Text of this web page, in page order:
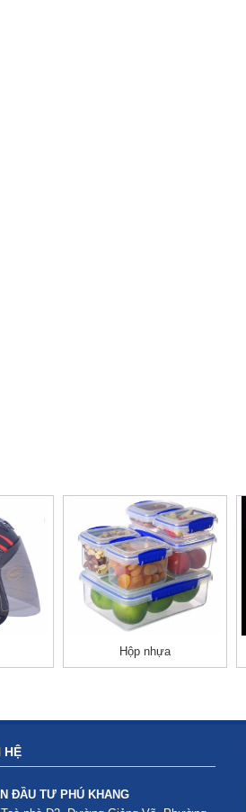
Hộp nhựa
HỆ
ĐẦU TƯ PHÚ KHANG